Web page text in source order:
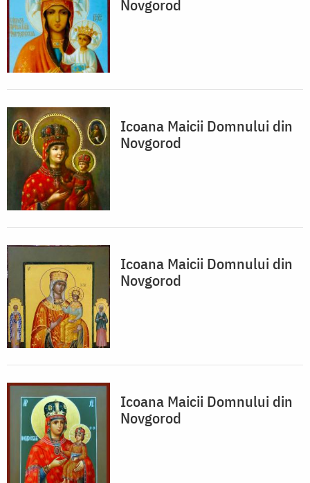
Novgorod
Icoana Maicii Domnului din
Novgorod
Icoana Maicii Domnului din
Novgorod
Icoana Maicii Domnului din
Novgorod